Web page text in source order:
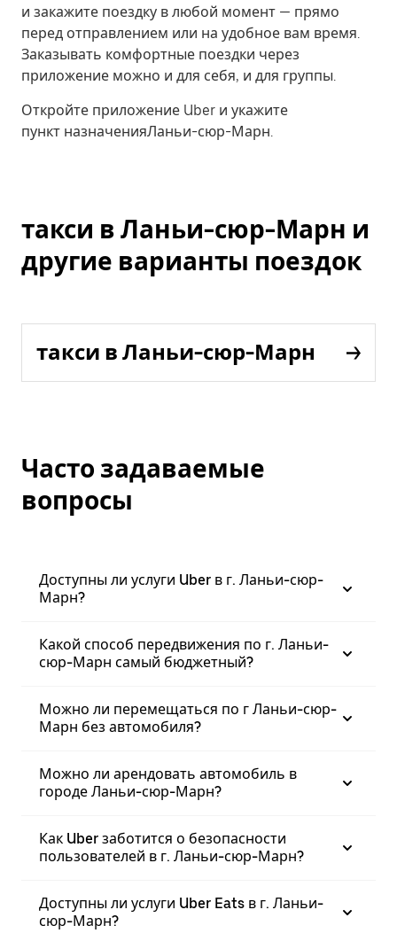
и закажите поездку в любой момент — прямо
перед отправлением или на удобное вам время.
Заказывать комфортные поездки через
приложение можно и для себя, и для группы.
Откройте приложение Uber и укажите
пункт назначенияЛаньи-сюр-Марн.
такси в Ланьи-сюр-Марн и
другие варианты поездок
такси в Ланьи-сюр-Марн
Часто задаваемые
вопросы
Доступны ли услуги Uber в г. Ланьи-сюр-
Марн?
Какой способ передвижения по г. Ланьи-
сюр-Марн самый бюджетный?
Можно ли перемещаться по г Ланьи-сюр-
Марн без автомобиля?
Можно ли арендовать автомобиль в
городе Ланьи-сюр-Марн?
Как Uber заботится о безопасности
пользователей в г. Ланьи-сюр-Марн?
Доступны ли услуги Uber Eats в г. Ланьи-
сюр-Марн?